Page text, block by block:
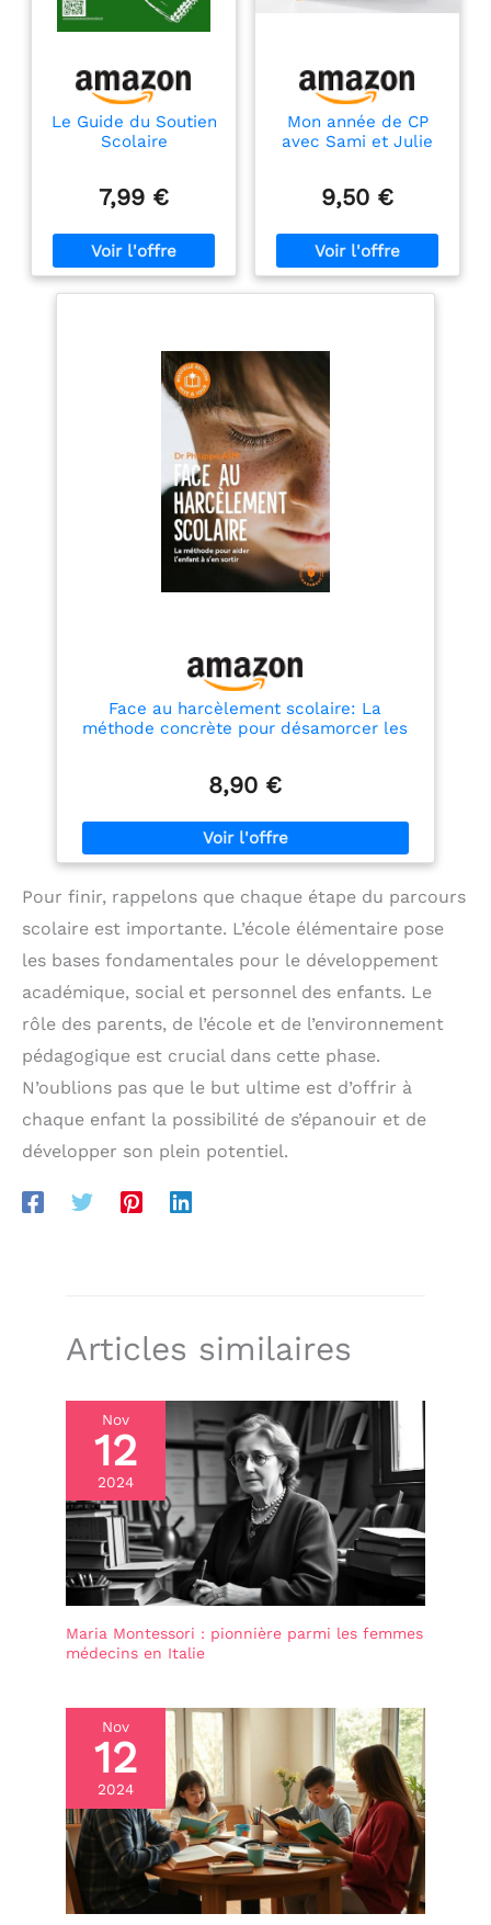
Le Guide du Soutien
Scolaire
7,99 €
Mon année de CP
avec Sami et Julie
9,50 €
Face au harcèlement scolaire: La
méthode concrète pour désamorcer les
8,90 €
Pour finir, rappelons que chaque étape du parcours
scolaire est importante. L’école élémentaire pose
les bases fondamentales pour le développement
académique, social et personnel des enfants. Le
rôle des parents, de l’école et de l’environnement
pédagogique est crucial dans cette phase.
N’oublions pas que le but ultime est d’offrir à
chaque enfant la possibilité de s’épanouir et de
développer son plein potentiel.
Articles similaires
Nov
12
2024
Maria Montessori : pionnière parmi les femmes
médecins en Italie
Nov
12
2024